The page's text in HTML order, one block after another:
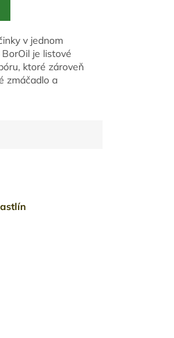
v jednom
je listové
ktoré zároveň
zmáčadlo a